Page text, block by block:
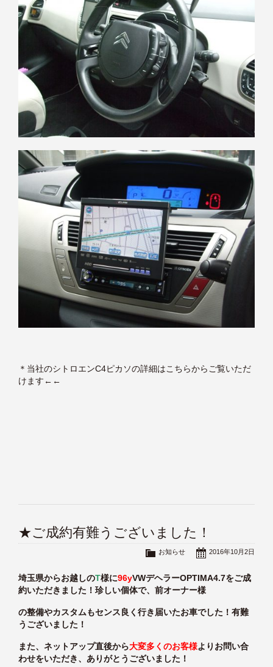
＊ 当社のシトロエンC4ピカソの詳細はこちらからご覧いただ
けます ←←
★ご成約有難うございました！
2016年10月2日
お知らせ
埼玉県からお越しのT様に96yVWデヘラーOPTIMA4.7をご成
約いただきました！珍しい個体で、前オーナー様
の整備やカスタムもセンス良く行き届いたお車でした！有難
うございました！
また、ネットアップ直後から大変多くのお客様よりお問い合
わせをいただき、ありがとうございました！